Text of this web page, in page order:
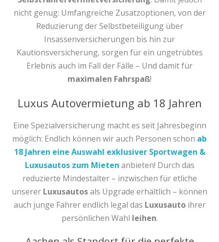
nicht genug: Umfangreiche Zusatzoptionen, von der
Reduzierung der Selbstbeteiligung über
Insassenversicherungen bis hin zur
Kautionsversicherung, sorgen für ein ungetrübtes
Erlebnis auch im Fall der Fälle – Und damit für
maximalen Fahrspaß!
Luxus Autovermietung ab 18 Jahren
Eine Spezialversicherung macht es seit Jahresbeginn
möglich: Endlich können wir auch Personen schon ab
18 Jahren eine Auswahl exklusiver Sportwagen &
Luxusautos zum Mieten anbieten! Durch das
reduzierte Mindestalter – inzwischen für etliche
unserer Luxusautosals Upgrade erhältlich – können
auch junge Fahrer endlich legal das Luxusautoihrer
persönlichen Wahl leihen.